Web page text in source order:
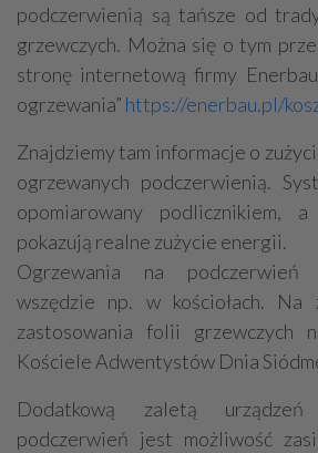
podczerwienią są tańsze od
grzewczych. Można się o tym
stronę internetową firmy Enerbau
ogrzewania” https://enerbau.pl/
Znajdziemy tam informacje o
ogrzewanych podczerwienią.
opomiarowany podlicznikiem,
pokazują realne zużycie energii.
Ogrzewania na podczerwień
wszędzie np. w kościołach. Na
zastosowania folii grzewczych
Kościele Adwentystów Dnia
Dodatkową zaletą
podczerwień jest możliwość